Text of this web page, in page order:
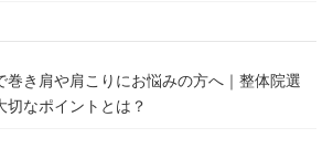
巻き肩や肩こりにお悩みの方へ｜整体院選
切なポイントとは？